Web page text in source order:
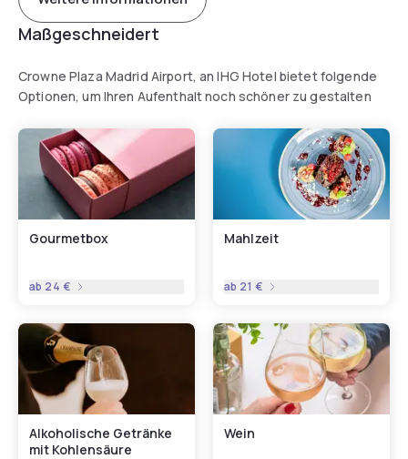
Maßgeschneidert
Crowne Plaza Madrid Airport, an IHG Hotel bietet folgende
Optionen, um Ihren Aufenthalt noch schöner zu gestalten
Gourmetbox
ab 24 €
Mahlzeit
ab 21 €
Alkoholische Getränke
mit Kohlensäure
Wein